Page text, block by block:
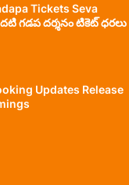
Tickets Seva
గడప దర్శనం టికెట్ ధరలు
Updates Release